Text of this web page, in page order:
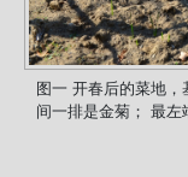
图一 开春后的菜地
间一排是金菊； 最左